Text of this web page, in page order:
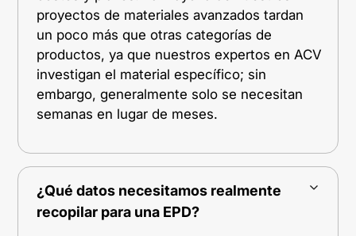
proyectos de materiales avanzados tardan
un poco más que otras categorías de
productos, ya que nuestros expertos en ACV
investigan el material específico; sin
embargo, generalmente solo se necesitan
semanas en lugar de meses.
¿Qué datos necesitamos realmente
recopilar para una EPD?